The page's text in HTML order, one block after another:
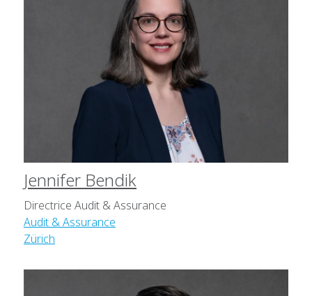
Jennifer Bendik
Directrice Audit & Assurance
Audit & Assurance
Zürich